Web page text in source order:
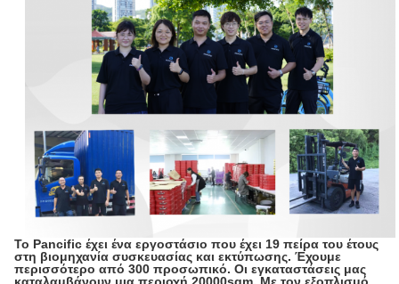
Το Pancific έχει ένα εργοστάσιο που έχει 19 πείρα του έτους
στη βιομηχανία συσκευασίας και εκτύπωσης. Έχουμε
περισσότερο από 300 προσωπικό. Οι εγκαταστάσεις μας